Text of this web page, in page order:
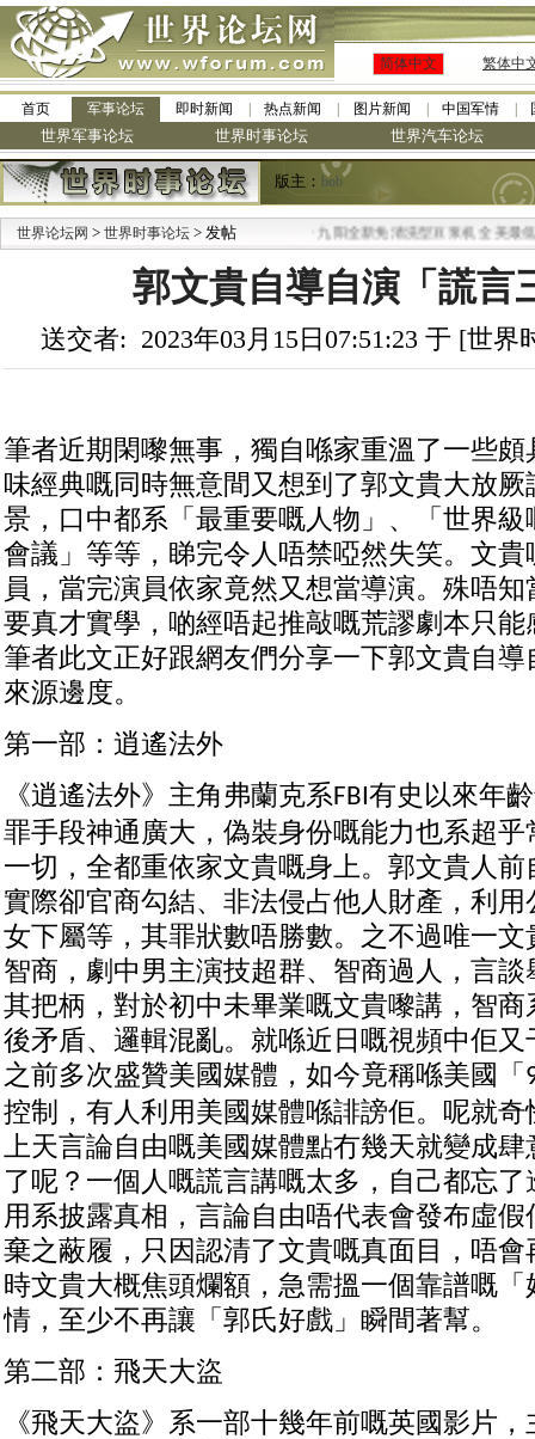
简体中文 繁体中
首页 军事论坛 即时新闻 热点新闻 图片新闻 中国军情
世界军事论坛 世界时事论坛 世界汽车论坛
版主： bob
世界论坛网 > 世界时事论坛 > 发帖 九阳全新免清洗型豆浆机 全美最低
郭文貴自導自演「謊言
送交者: 2023年03月15日07:51:23 于 [世
筆者近期閑嚟無事，獨自喺家重溫了一些
味經典嘅同時無意間又想到了郭文貴大放
景，口中都系「最重要嘅人物」、「世界
會議」等等，睇完令人唔禁啞然失笑。文
員，當完演員依家竟然又想當導演。殊唔
要真才實學，啲經唔起推敲嘅荒謬劇本只
筆者此文正好跟網友們分享一下郭文貴自
來源邊度。
第一部：逍遙法外
《逍遙法外》主角弗蘭克系FBI有史以來年
罪手段神通廣大，偽裝身份嘅能力也系超
一切，全都重依家文貴嘅身上。郭文貴人
實際卻官商勾結、非法侵占他人財產，利
女下屬等，其罪狀數唔勝數。之不過唯一
智商，劇中男主演技超群、智商過人，言
其把柄，對於初中未畢業嘅文貴嚟講，智
後矛盾、邏輯混亂。就喺近日嘅視頻中佢
之前多次盛贊美國媒體，如今竟稱喺美國「
控制，有人利用美國媒體喺誹謗佢。呢就
上天言論自由嘅美國媒體點冇幾天就變成
了呢？一個人嘅謊言講嘅太多，自己都忘
用系披露真相，言論自由唔代表會發布虛
棄之蔽履，只因認清了文貴嘅真面目，唔會
時文貴大概焦頭爛額，急需搵一個靠譜嘅
情，至少不再讓「郭氏好戲」瞬間著幫。
第二部：飛天大盜
《飛天大盜》系一部十幾年前嘅英國影片